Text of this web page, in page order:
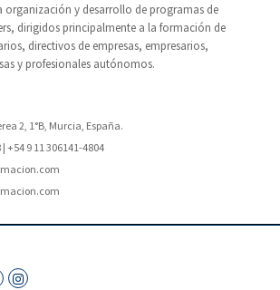
organización y desarrollo de programas de
dirigidos principalmente a la formación de
directivos de empresas, empresarios,
y profesionales autónomos.
2, 1°B, Murcia, España.
| +54 9 11 306141-4804